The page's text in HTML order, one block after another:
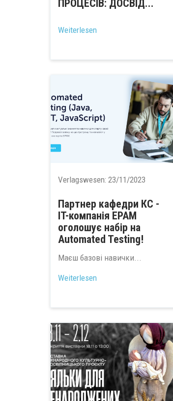
ПРОЦЕСІВ: ДОСВІД...
Weiterlesen
Verlagswesen: 23/11/2023
Партнер кафедри КС -
IT-компанія EPAM
оголошує набір на
Automated Testing!
Маєш базові навички...
Weiterlesen